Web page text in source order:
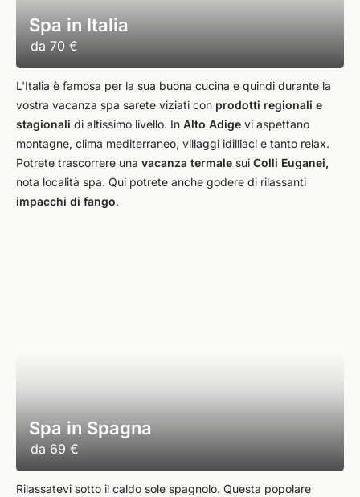
Spa in Italia
da 70 €
L'Italia è famosa per la sua buona cucina e quindi durante la
vostra vacanza spa sarete viziati con prodotti regionali e
stagionali di altissimo livello. In Alto Adige vi aspettano
montagne, clima mediterraneo, villaggi idilliaci e tanto relax.
Potrete trascorrere una vacanza termale sui Colli Euganei,
nota località spa. Qui potrete anche godere di rilassanti
impacchi di fango.
Spa in Spagna
da 69 €
Rilassatevi sotto il caldo sole spagnolo. Questa popolare